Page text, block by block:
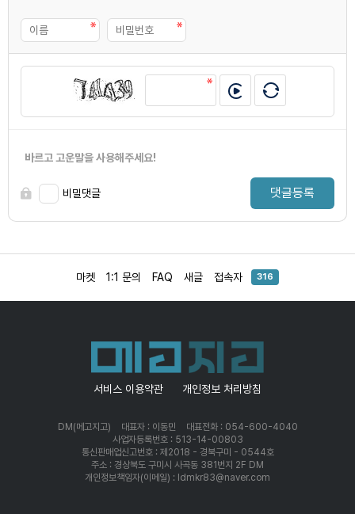
바르고 고운말을 사용해주세요!
비밀댓글 댓글등록
마켓 1:1 문의 FAQ 새글 접속자 316
서비스 이용약관 개인정보 처리방침
DM(메고지고) 대표자 : 이동민
대표전화 : 054-600-4040
사업자등록번호 : 513-14-00803
통신판매업신고번호 : 제2018 - 경북구미 - 0544호
주소 : 경상북도 구미시 사곡동 381번지 2F DM
개인정보책임자(이메일) : ldmkr83@naver.com